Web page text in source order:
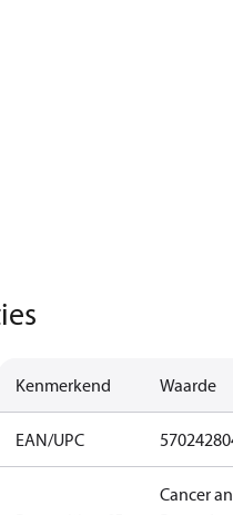
Kenmerkend Waarde
EAN/UPC
Cancer